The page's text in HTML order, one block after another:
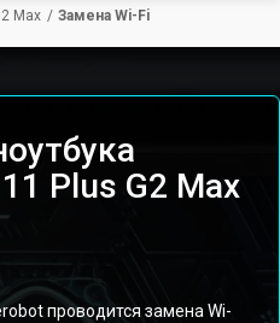
Max / Замена Wi-Fi
Plus G2 Max
проводится замена Wi-